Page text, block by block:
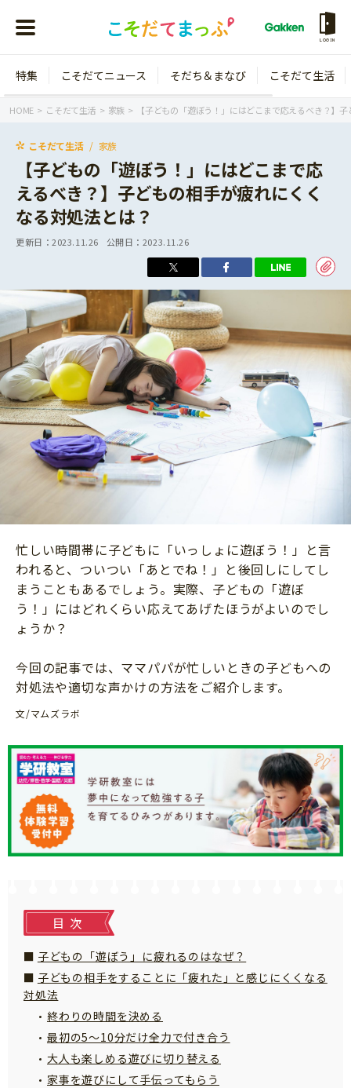
LOGIN
年齢から探す
3歳
年中
年長
小学1年生
小学2年生
小学3年生
小学4年生
小学5年生
小学6年生
こそだてニュース
イベント
ニュース
そだち＆まなび
ワーク・ドリル
幼稚園・保育園
小学校
科学・プログラミング
教育・学習
自由研究・工作
読書感想文
本・読書
運動・あそび・ゲーム
習い事
知育
こそだて生活
住まい
ファッション・美容
行事・イベント
親子でいっしょに
人間関係
おでかけ
家族
マネー
健康
こそだてマンガ
「こそだてまっぷ」とは
サイトのご利⽤にあたって
特集 こそだてニュース そだち＆まなび こそだて生活
HOME こそだて生活 家族 【子どもの「遊ぼう！」にはどこまで応えるべき？】
こそだて生活 家族
【子どもの「遊ぼう！」にはどこまで応
えるべき？】子どもの相手が疲れにくく
なる対処法とは？
更新日：2023.11.26 公開日： 2023.11.26
忙しい時間帯に子どもに「いっしょに遊ぼう！」と言
われると、ついつい「あとでね！」と後回しにしてし
まうこともあるでしょう。実際、子どもの「遊ぼ
う！」にはどれくらい応えてあげたほうがよいのでし
ょうか？
今回の記事では、ママパパが忙しいときの子どもへの
対処法や適切な声かけの方法をご紹介します。
文/マムズラボ
目次
子どもの「遊ぼう」に疲れるのはなぜ？
子どもの相手をすることに「疲れた」と感じにくくなる
対処法
終わりの時間を決める
最初の5～10分だけ全力で付き合う
大人も楽しめる遊びに切り替える
家事を遊びにして手伝ってもらう